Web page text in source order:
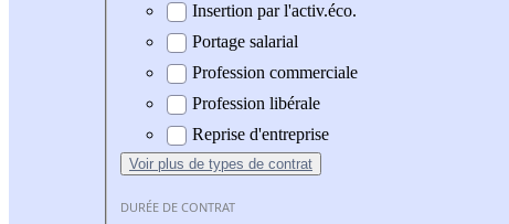
Insertion par l'activ.éco.
Portage salarial
Profession commerciale
Profession libérale
Reprise d'entreprise
Voir plus de types de contrat
DURÉE DE CONTRAT